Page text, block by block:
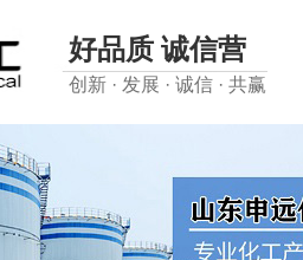
好品质 诚信营
创新 · 发展 · 诚信 · 共赢